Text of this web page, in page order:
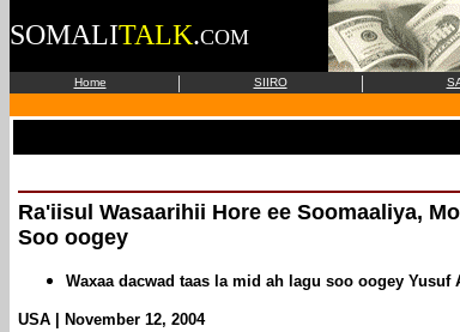
SOMALITALK.COM
Home | SIIRO |
Ra'iisul Wasaarihii Hore ee Soomaaliya,
Soo oogey
Waxaa dacwad taas la mid ah lagu soo oogey Yusuf
USA | November 12, 2004